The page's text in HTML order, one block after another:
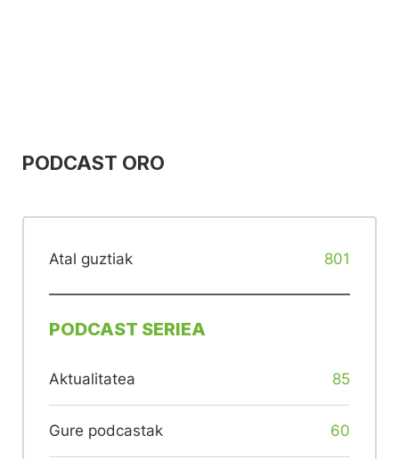
PODCAST ORO
Atal guztiak 801
PODCAST SERIEA
Aktualitatea 85
Gure podcastak 60